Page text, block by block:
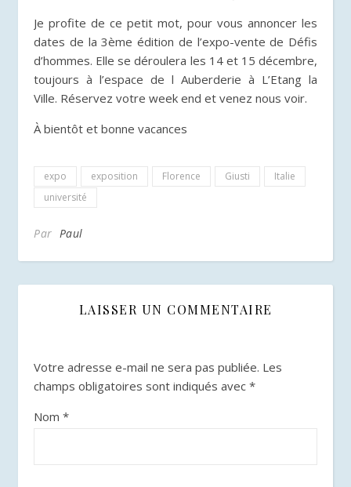
Je profite de ce petit mot, pour vous annoncer les
dates de la 3ème édition de l’expo-vente de Défis
d’hommes. Elle se déroulera les 14 et 15 décembre,
toujours à l’espace de l Auberderie à L’Etang la
Ville. Réservez votre week end et venez nous voir.
À bientôt et bonne vacances
expo exposition Florence Giusti
Italie
université
Par Paul
LAISSER UN COMMENTAIRE
Votre adresse e-mail ne sera pas publiée. Les
champs obligatoires sont indiqués avec *
Nom *